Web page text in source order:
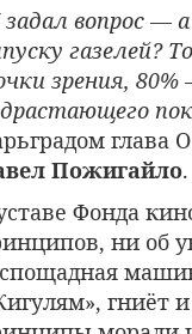
задал вопрос —
газелей?
зрения, 80%
глава
Пожигайло.
Фонда
ни об
гниёт